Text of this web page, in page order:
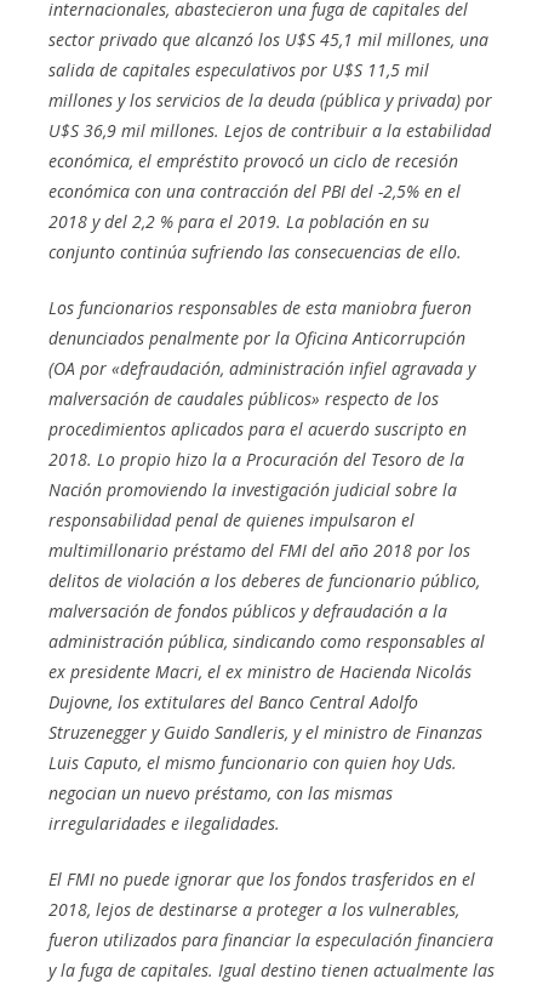
internacionales, abastecieron una fuga de capitales del
sector privado que alcanzó los U$S 45,1 mil millones, una
salida de capitales especulativos por U$S 11,5 mil
millones y los servicios de la deuda (pública y privada) por
U$S 36,9 mil millones. Lejos de contribuir a la estabilidad
económica, el empréstito provocó un ciclo de recesión
económica con una contracción del PBI del -2,5% en el
2018 y del 2,2 % para el 2019. La población en su
conjunto continúa sufriendo las consecuencias de ello.
Los funcionarios responsables de esta maniobra fueron
denunciados penalmente por la Oficina Anticorrupción
(OA por «defraudación, administración infiel agravada y
malversación de caudales públicos» respecto de los
procedimientos aplicados para el acuerdo suscripto en
2018. Lo propio hizo la a Procuración del Tesoro de la
Nación promoviendo la investigación judicial sobre la
responsabilidad penal de quienes impulsaron el
multimillonario préstamo del FMI del año 2018 por los
delitos de violación a los deberes de funcionario público,
malversación de fondos públicos y defraudación a la
administración pública, sindicando como responsables al
ex presidente Macri, el ex ministro de Hacienda Nicolás
Dujovne, los extitulares del Banco Central Adolfo
Struzenegger y Guido Sandleris, y el ministro de Finanzas
Luis Caputo, el mismo funcionario con quien hoy Uds.
negocian un nuevo préstamo, con las mismas
irregularidades e ilegalidades.
El FMI no puede ignorar que los fondos trasferidos en el
2018, lejos de destinarse a proteger a los vulnerables,
fueron utilizados para financiar la especulación financiera
y la fuga de capitales. Igual destino tienen actualmente las